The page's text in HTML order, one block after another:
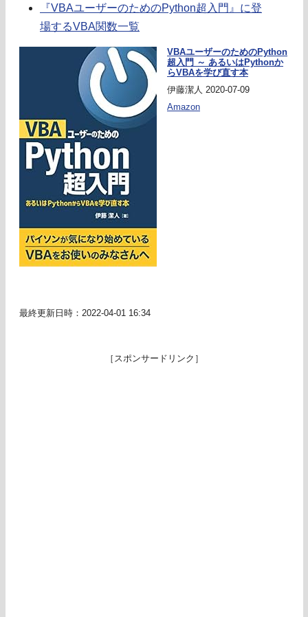
『VBAユーザーのためのPython超入門』に登
場するVBA関数一覧
VBAユーザーのためのPython
超入門 ～ あるいはPythonか
らVBAを学び直す本
伊藤潔人 2020-07-09
Amazon
最終更新日時：2022-04-01 16:34
［スポンサードリンク］